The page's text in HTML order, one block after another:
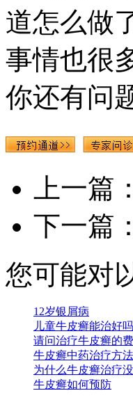
道怎么做
事情也很
你还有问
上一篇：
下一篇：
您可能对
12岁银屑病
儿童牛皮癣能治好吗
请问治疗牛皮癣的
牛皮癣中药治疗方
为什么牛皮癣治疗
牛皮癣如何预防